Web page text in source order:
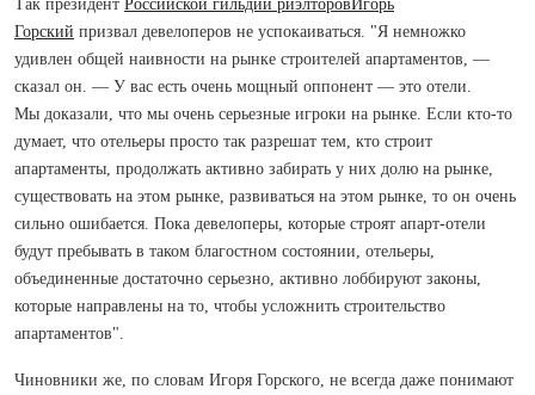
Так президент Российской гильдии риэлторовИгорь
Горский призвал девелоперов не успокаиваться. "Я немножко
удивлен общей наивности на рынке строителей апартаментов, —
сказал он. — У вас есть очень мощный оппонент — это отели.
Мы доказали, что мы очень серьезные игроки на рынке. Если кто-то
думает, что отельеры просто так разрешат тем, кто строит
апартаменты, продолжать активно забирать у них долю на рынке,
существовать на этом рынке, развиваться на этом рынке, то он очень
сильно ошибается. Пока девелоперы, которые строят апарт-отели
будут пребывать в таком благостном состоянии, отельеры,
объединенные достаточно серьезно, активно лоббируют законы,
которые направлены на то, чтобы усложнить строительство
апартаментов".
Чиновники же, по словам Игоря Горского, не всегда даже понимают